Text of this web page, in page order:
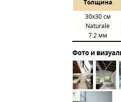
Толщина
30x30см
Naturale
7.2 мм
Фото и